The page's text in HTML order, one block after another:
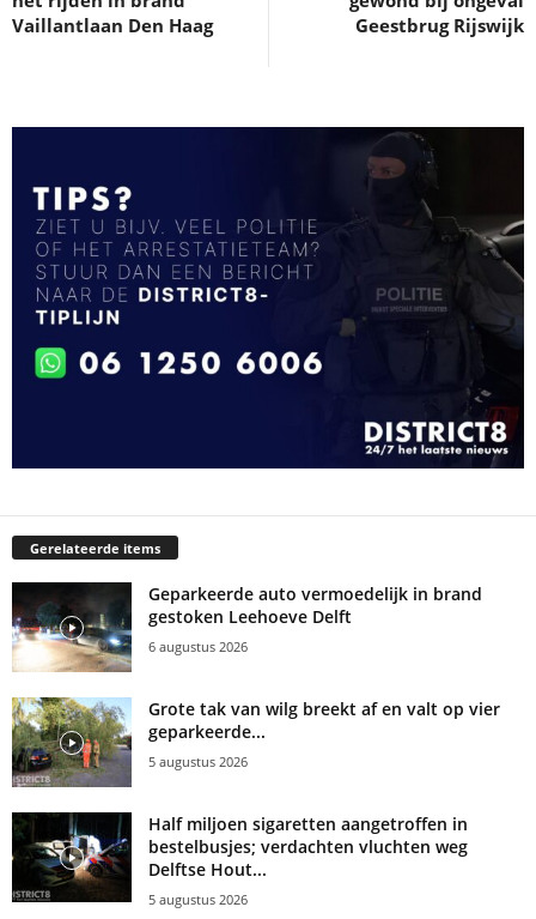
Vaillantlaan Den Haag
Geestbrug Rijswijk
Gerelateerde items
Geparkeerde auto vermoedelijk in brand
gestoken Leehoeve Delft
6 augustus 2026
Grote tak van wilg breekt af en valt op vier
geparkeerde...
5 augustus 2026
Half miljoen sigaretten aangetroffen in
bestelbusjes; verdachten vluchten weg
Delftse Hout...
5 augustus 2026